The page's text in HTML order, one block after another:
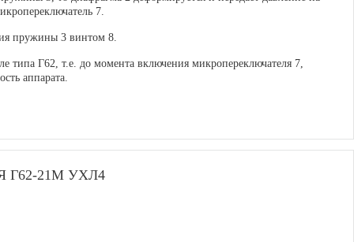
7.
пружины 3 винтом 8.
типа Г62, т.е. до момента включения микропереключателя 7,
аппарата.
21М УХЛ4